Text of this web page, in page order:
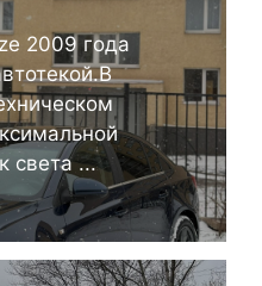
2009 года
света ...